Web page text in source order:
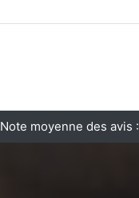
Note moyenne des avis :